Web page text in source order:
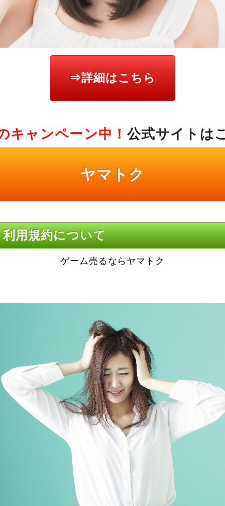
⇒詳細はこちら
キャンペーン中！ 公式サイトは
ヤマトク
用規約について
ゲーム売るならヤマトク